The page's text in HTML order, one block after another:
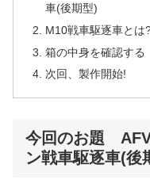
車(後期型)
M10戦車駆逐車とは
箱の中身を確認する
次回、製作開始!
今回のお題
ン戦車駆逐車(後